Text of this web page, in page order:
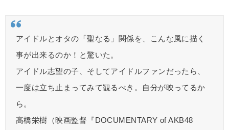
アイドルとオタの「聖なる」関係を、こんな風に描く
事が出来るのか！と驚いた。
アイドル志望の子、そしてアイドルファンだったら、
一度は立ち止まってみて観るべき。自分が映ってるか
ら。
高橋栄樹（映画監督『DOCUMENTARY of AKB48